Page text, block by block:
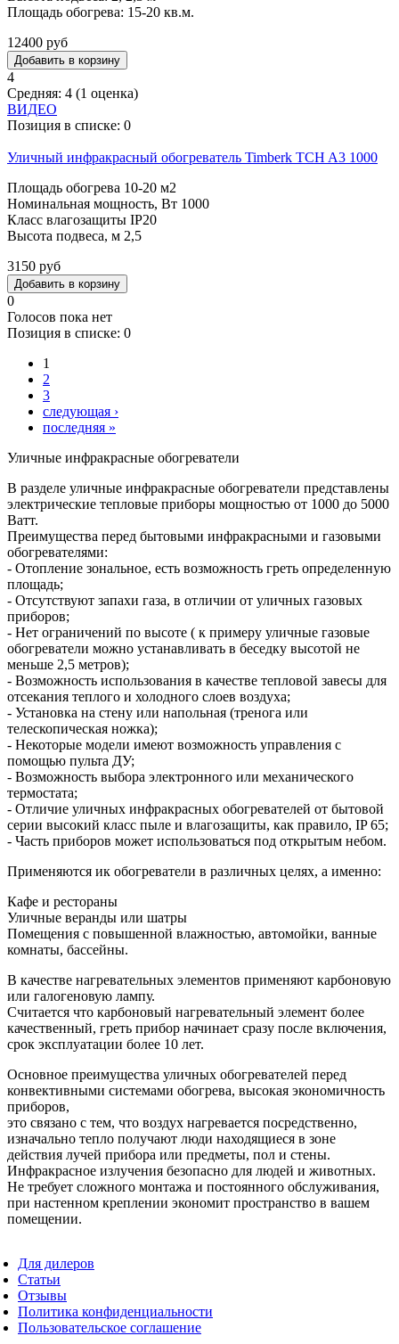
Площадь обогрева: 15-20 кв.м.
12400 руб
4
Средняя: 4 (1 оценка)
ВИДЕО
Позиция в списке: 0
Уличный инфракрасный обогреватель Timberk TCH A3 1000
Площадь обогрева 10-20 м2
Номинальная мощность, Вт 1000
Класс влагозащиты IP20
Высота подвеса, м 2,5
3150 руб
0
Голосов пока нет
Позиция в списке: 0
Страницы
1
2
3
следующая ›
последняя »
Уличные инфракрасные обогреватели
В разделе уличные инфракрасные обогреватели представлены
электрические тепловые приборы мощностью от 1000 до 5000
Ватт.
Преимущества перед бытовыми инфракрасными и газовыми
обогревателями:
- Отопление зональное, есть возможность греть определенную
площадь;
- Отсутствуют запахи газа, в отличии от уличных газовых
приборов;
- Нет ограничений по высоте ( к примеру уличные газовые
обогреватели можно устанавливать в беседку высотой не
меньше 2,5 метров);
- Возможность использования в качестве тепловой завесы для
отсекания теплого и холодного слоев воздуха;
- Установка на стену или напольная (тренога или
телескопическая ножка);
- Некоторые модели имеют возможность управления с
помощью пульта ДУ;
- Возможность выбора электронного или механического
термостата;
- Отличие уличных инфракрасных обогревателей от бытовой
серии высокий класс пыле и влагозащиты, как правило, IP 65;
- Часть приборов может использоваться под открытым небом.
Применяются ик обогреватели в различных целях, а именно:
Кафе и рестораны
Уличные веранды или шатры
Помещения с повышенной влажностью, автомойки, ванные
комнаты, бассейны.
В качестве нагревательных элементов применяют карбоновую
или галогеновую лампу.
Считается что карбоновый нагревательный элемент более
качественный, греть прибор начинает сразу после включения,
срок эксплуатации более 10 лет.
Основное преимущества уличных обогревателей перед
конвективными системами обогрева, высокая экономичность
приборов,
это связано с тем, что воздух нагревается посредственно,
изначально тепло получают люди находящиеся в зоне
действия лучей прибора или предметы, пол и стены.
Инфракрасное излучения безопасно для людей и животных.
Не требует сложного монтажа и постоянного обслуживания,
при настенном креплении экономит пространство в вашем
помещении.
Для дилеров
Статьи
Отзывы
Политика конфиденциальности
Пользовательское соглашение